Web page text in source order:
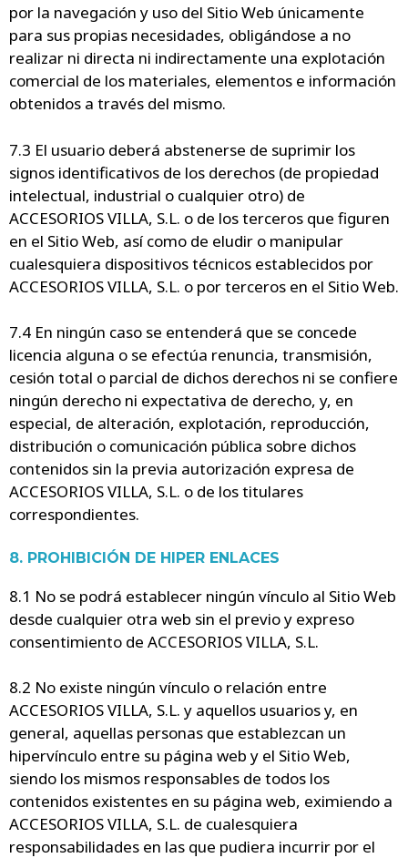
por la navegación y uso del Sitio Web únicamente
para sus propias necesidades, obligándose a no
realizar ni directa ni indirectamente una explotación
comercial de los materiales, elementos e información
obtenidos a través del mismo.
7.3 El usuario deberá abstenerse de suprimir los
signos identificativos de los derechos (de propiedad
intelectual, industrial o cualquier otro) de
ACCESORIOS VILLA, S.L. o de los terceros que figuren
en el Sitio Web, así como de eludir o manipular
cualesquiera dispositivos técnicos establecidos por
ACCESORIOS VILLA, S.L. o por terceros en el Sitio Web.
7.4 En ningún caso se entenderá que se concede
licencia alguna o se efectúa renuncia, transmisión,
cesión total o parcial de dichos derechos ni se confiere
ningún derecho ni expectativa de derecho, y, en
especial, de alteración, explotación, reproducción,
distribución o comunicación pública sobre dichos
contenidos sin la previa autorización expresa de
ACCESORIOS VILLA, S.L. o de los titulares
correspondientes.
8. PROHIBICIÓN DE HIPER ENLACES
8.1 No se podrá establecer ningún vínculo al Sitio Web
desde cualquier otra web sin el previo y expreso
consentimiento de ACCESORIOS VILLA, S.L.
8.2 No existe ningún vínculo o relación entre
ACCESORIOS VILLA, S.L. y aquellos usuarios y, en
general, aquellas personas que establezcan un
hipervínculo entre su página web y el Sitio Web,
siendo los mismos responsables de todos los
contenidos existentes en su página web, eximiendo a
ACCESORIOS VILLA, S.L. de cualesquiera
responsabilidades en las que pudiera incurrir por el